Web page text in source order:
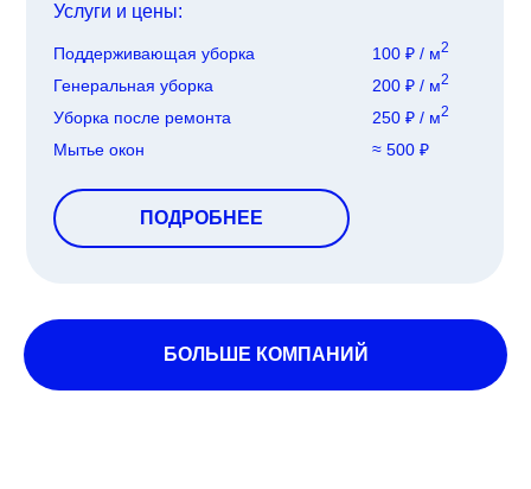
Поддерживающая уборка
Генеральная уборка
Уборка после ремонта
Мытье окон
100 ₽ / м2
200 ₽ / м2
250 ₽ / м2
≈ 500 ₽
Услуги и цены:
ПОДРОБНЕЕ
БОЛЬШЕ КОМПАНИЙ